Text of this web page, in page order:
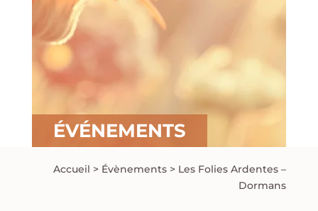
ÉVÉNEMENTS
Accueil > Évènements > Les Folies Ardentes –
Dormans